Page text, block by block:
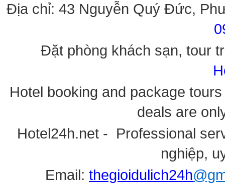
Địa chỉ: 43 Nguyễn Quý Đức,
Đặt phòng khách sạn, tour
Hotel booking and package
deals are
Hotel24h.net - Professional
nghiệp,
Email: thegioidulich24h